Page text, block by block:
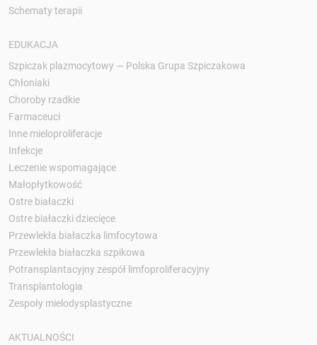
Schematy terapii
EDUKACJA
Szpiczak plazmocytowy — Polska Grupa Szpiczakowa
Chłoniaki
Choroby rzadkie
Farmaceuci
Inne mieloproliferacje
Infekcje
Leczenie wspomagające
Małopłytkowość
Ostre białaczki
Ostre białaczki dziecięce
Przewlekła białaczka limfocytowa
Przewlekła białaczka szpikowa
Potransplantacyjny zespół limfoproliferacyjny
Transplantologia
Zespoły mielodysplastyczne
AKTUALNOŚCI